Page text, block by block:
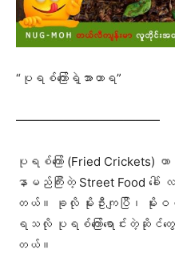
“ပုရစ်ကြော်ရဲ့အာဟာရ”
————————————
ပုရစ်ကြော် (Fried Crickets)
နာမည်ကြီးတဲ့ Street Food ခေါ်
တယ်။ ခုလို မိုးဦးကျပြီ၊ မို
ရသလို ပုရစ်ကြော်ရောင်းတဲ့ဆိုင်တွ
တယ်။